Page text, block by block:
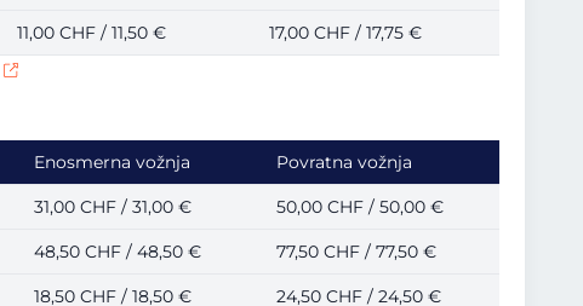
11,00 CHF / 11,50 € 17,00 CHF / 17,75 €
Enosmerna vožnja Povratna vožnja
31,00 CHF / 31,00 € 50,00 CHF / 50,00 €
48,50 CHF / 48,50 € 77,50 CHF / 77,50 €
18,50 CHF / 18,50 € 24,50 CHF / 24,50 €